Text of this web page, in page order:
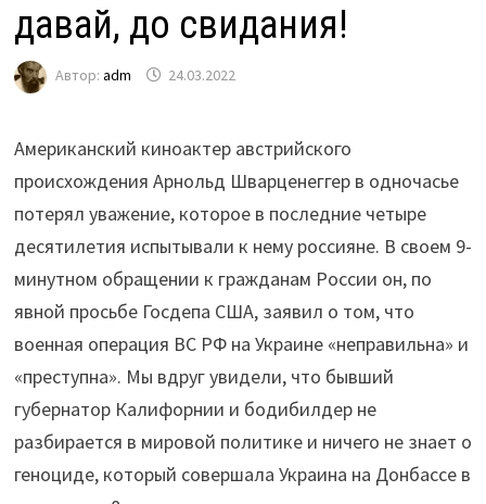
давай, до свидания!
Автор: adm 24.03.2022
Американский киноактер австрийского
происхождения Арнольд Шварценеггер в одночасье
потерял уважение, которое в последние четыре
десятилетия испытывали к нему россияне. В своем 9-
минутном обращении к гражданам России он, по
явной просьбе Госдепа США, заявил о том, что
военная операция ВС РФ на Украине «неправильна» и
«преступна». Мы вдруг увидели, что бывший
губернатор Калифорнии и бодибилдер не
разбирается в мировой политике и ничего не знает о
геноциде, который совершала Украина на Донбассе в